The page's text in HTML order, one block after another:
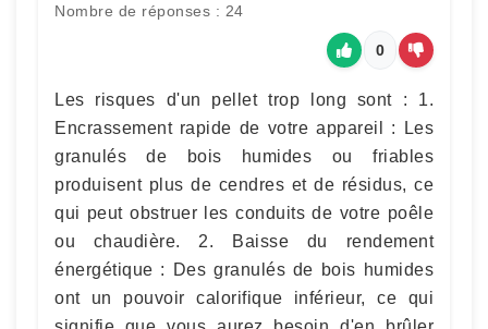
Nombre de réponses : 24
0
Les risques d'un pellet trop long sont : 1.
Encrassement rapide de votre appareil : Les
granulés de bois humides ou friables
produisent plus de cendres et de résidus, ce
qui peut obstruer les conduits de votre poêle
ou chaudière. 2. Baisse du rendement
énergétique : Des granulés de bois humides
ont un pouvoir calorifique inférieur, ce qui